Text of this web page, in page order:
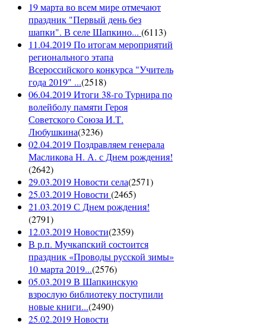
19 марта во всем мире отмечают
праздник "Первый день без
шапки". В селе Шапкино... (6113)
11.04.2019 По итогам мероприятий
регионального этапа
Всероссийского конкурса "Учитель
года 2019" ...(2518)
06.04.2019 Итоги 38-го Турнира по
волейболу памяти Героя
Советского Союза И.Т.
Любушкина(3236)
02.04.2019 Поздравляем генерала
Масликова Н. А. с Днем рождения!
(2642)
29.03.2019 Новости села(2571)
25.03.2019 Новости (2465)
21.03.2019 С Днем рождения!
(2791)
12.03.2019 Новости(2359)
В р.п. Мучкапский состоится
праздник «Проводы русской зимы»
10 марта 2019...(2576)
05.03.2019 В Шапкинскую
взрослую библиотеку поступили
новые книги...(2490)
25.02.2019 Новости